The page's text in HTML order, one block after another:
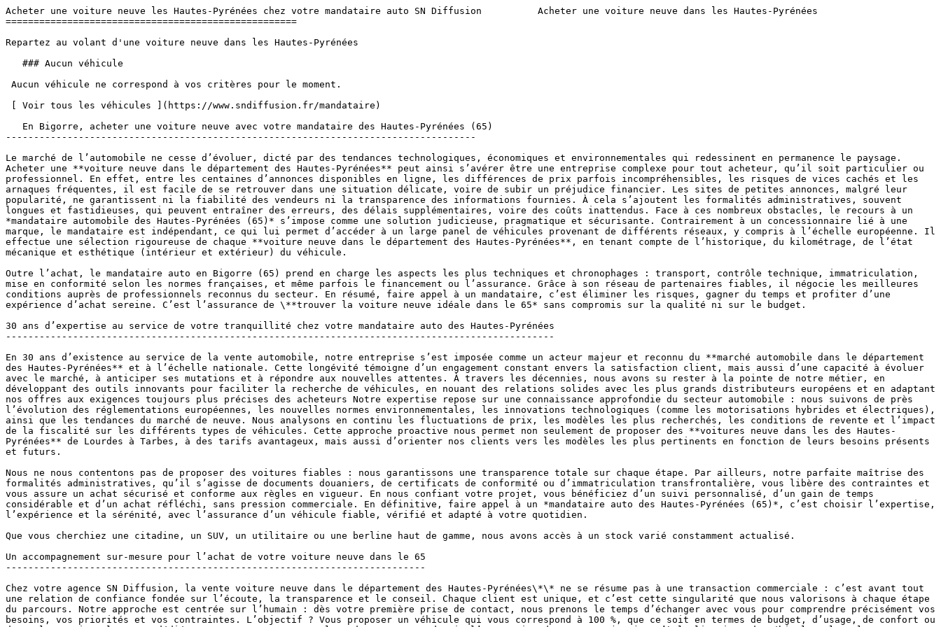
Acheter une voiture neuve les Hautes-Pyrénées chez votre mandataire auto SN Diffusion          Acheter une voiture neuve dans les Hautes-Pyrénées
====================================================
Repartez au volant d'une voiture neuve dans les Hautes-Pyrénées
------------------------------------------------------------------------------------
Le marché de l’automobile ne cesse d’évoluer, dicté par des tendances technologiques, économiques et environnementales qui redessinent en permanence le paysage.
Acheter une **voiture neuve dans le département des Hautes-Pyrénées** peut ainsi s’avérer être une entreprise complexe pour tout acheteur, qu’il soit particulier ou
professionnel. En effet, entre les centaines d’annonces disponibles en ligne, les différences de prix parfois incompréhensibles, les risques de vices cachés et les
arnaques fréquentes, il est facile de se retrouver dans une situation délicate, voire de subir un préjudice financier. Les sites de petites annonces, malgré leur
popularité, ne garantissent ni la fiabilité des vendeurs ni la transparence des informations fournies. À cela s’ajoutent les formalités administratives, souvent
longues et fastidieuses, qui peuvent entraîner des erreurs, des délais supplémentaires, voire des coûts inattendus. Face à ces nombreux obstacles, le recours à un
*mandataire automobile des Hautes-Pyrénées (65)* s’impose comme une solution judicieuse, pragmatique et sécurisante. Contrairement à un concessionnaire lié à une
marque, le mandataire est indépendant, ce qui lui permet d’accéder à un large panel de véhicules provenant de différents réseaux, y compris à l’échelle européenne. Il
effectue une sélection rigoureuse de chaque **voiture neuve dans le département des Hautes-Pyrénées**, en tenant compte de l’historique, du kilométrage, de l’état
mécanique et esthétique (intérieur et extérieur) du véhicule.
Outre l’achat, le mandataire auto en Bigorre (65) prend en charge les aspects les plus techniques et chronophages : transport, contrôle technique, immatriculation,
mise en conformité selon les normes françaises, et même parfois le financement ou l’assurance. Grâce à son réseau de partenaires fiables, il négocie les meilleures
conditions auprès de professionnels reconnus du secteur. En résumé, faire appel à un mandataire, c’est éliminer les risques, gagner du temps et profiter d’une
expérience d’achat sereine. C’est l’assurance de \**trouver la voiture neuve idéale dans le 65* sans compromis sur la qualité ni sur le budget.
30 ans d’expertise au service de votre tranquillité chez votre mandataire auto des Hautes-Pyrénées
--------------------------------------------------------------------------------------------------
En 30 ans d’existence au service de la vente automobile, notre entreprise s’est imposée comme un acteur majeur et reconnu du **marché automobile dans le département
des Hautes-Pyrénées** et à l’échelle nationale. Cette longévité témoigne d’un engagement constant envers la satisfaction client, mais aussi d’une capacité à évoluer
avec le marché, à anticiper ses mutations et à répondre aux nouvelles attentes. À travers les décennies, nous avons su rester à la pointe de notre métier, en
développant des outils innovants pour faciliter la recherche de véhicules, en nouant des relations solides avec les plus grands distributeurs européens et en adaptant
nos offres aux exigences toujours plus précises des acheteurs Notre expertise repose sur une connaissance approfondie du secteur automobile : nous suivons de près
l’évolution des réglementations européennes, les nouvelles normes environnementales, les innovations technologiques (comme les motorisations hybrides et électriques),
ainsi que les tendances du marché de neuve. Nous analysons en continu les fluctuations de prix, les modèles les plus recherchés, les conditions de revente et l’impact
de la fiscalité sur les différents types de véhicules. Cette approche proactive nous permet non seulement de proposer des **voitures neuve dans les des Hautes-
Pyrénées** de Lourdes à Tarbes, à des tarifs avantageux, mais aussi d’orienter nos clients vers les modèles les plus pertinents en fonction de leurs besoins présents
et futurs.
Nous ne nous contentons pas de proposer des voitures fiables : nous garantissons une transparence totale sur chaque étape. Par ailleurs, notre parfaite maîtrise des
formalités administratives, qu’il s’agisse de documents douaniers, de certificats de conformité ou d’immatriculation transfrontalière, vous libère des contraintes et
vous assure un achat sécurisé et conforme aux règles en vigueur. En nous confiant votre projet, vous bénéficiez d’un suivi personnalisé, d’un gain de temps
considérable et d’un achat réfléchi, sans pression commerciale. En définitive, faire appel à un *mandataire auto des Hautes-Pyrénées (65)*, c’est choisir l’expertise,
l’expérience et la sérénité, avec l’assurance d’un véhicule fiable, vérifié et adapté à votre quotidien.
Que vous cherchiez une citadine, un SUV, un utilitaire ou une berline haut de gamme, nous avons accès à un stock varié constamment actualisé.
Un accompagnement sur-mesure pour l’achat de votre voiture neuve dans le 65
---------------------------------------------------------------------------
Chez votre agence SN Diffusion, la vente voiture neuve dans le département des Hautes-Pyrénées\*\* ne se résume pas à une transaction commerciale : c’est avant tout
une relation de confiance fondée sur l’écoute, la transparence et le conseil. Chaque client est unique, et c’est cette singularité que nous valorisons à chaque étape
du parcours. Notre approche est centrée sur l’humain : dès votre première prise de contact, nous prenons le temps d’échanger avec vous pour comprendre précisément vos
besoins, vos priorités et vos contraintes. L’objectif ? Vous proposer un véhicule qui vous correspond à 100 %, que ce soit en termes de budget, d’usage, de confort ou